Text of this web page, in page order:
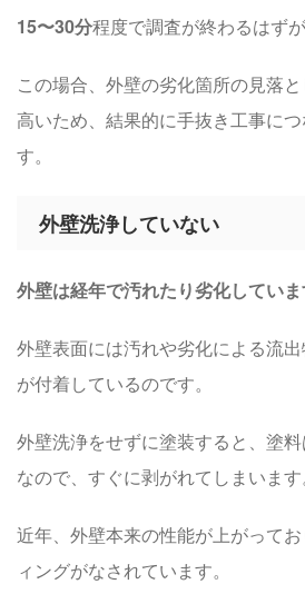
15〜30分程度で調査が終わるはずが
この場合、外壁の劣化箇所の見落
高いため、結果的に手抜き工事に
す。
外壁洗浄していない
外壁は経年で汚れたり劣化していま
外壁表面には汚れや劣化による流
が付着しているのです。
外壁洗浄をせずに塗装すると、塗
なので、すぐに剥がれてしまいます
近年、外壁本来の性能が上がって
ィングがなされています。